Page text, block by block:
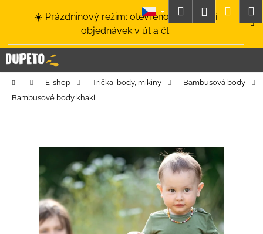
☀️ Prázdninový režim: otevřeno a odesílání
objednávek v út a čt.
HledatPřihlášení
Domů E-shop Trička, body, mikiny
Bambusová body
Bambusové body khaki
í
k C
o
p